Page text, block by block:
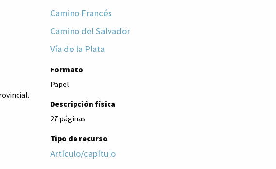
Camino Francés
Camino del Salvador
Vía de la Plata
Formato
Papel
Descripción física
27 páginas
Tipo de recurso
Artículo/capítulo